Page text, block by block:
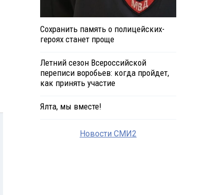
Сохранить память о полицейских-
героях станет проще
Летний сезон Всероссийской
переписи воробьев: когда пройдет,
как принять участие
Ялта, мы вместе!
Новости СМИ2